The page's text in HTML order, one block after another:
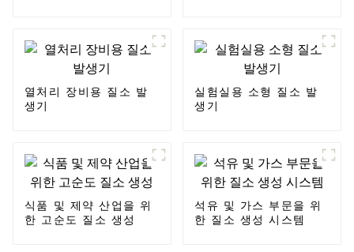
열처리 장비용 질소 발
생기
실험실용 소형 질소 발
생기
식품 및 제약 산업을 위
한 고순도 질소 생성
석유 및 가스 부문을 위
한 질소 생성 시스템